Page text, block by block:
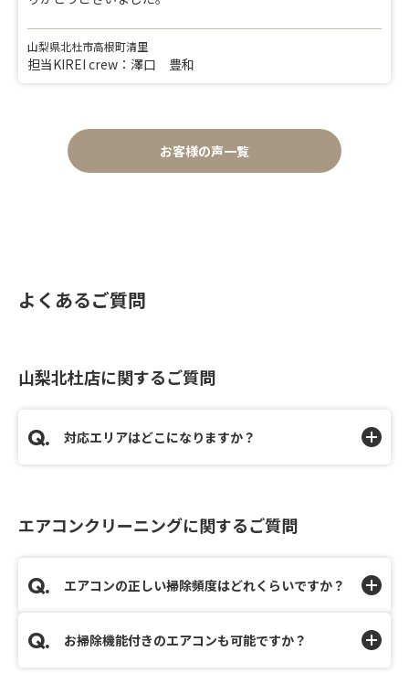
山梨県北杜市高根町清里
担当KIREI crew：澤口 豊和
お客様の声一覧
よくあるご質問
山梨北杜店に関するご質問
対応エリアはどこになりますか？
エアコンクリーニングに関するご質問
エアコンの正しい掃除頻度はどれくらいですか？
お掃除機能付きのエアコンも可能ですか？